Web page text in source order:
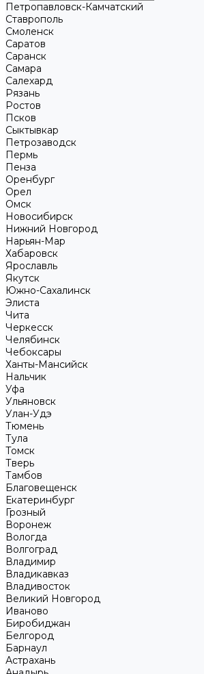
Петропавловск-Камчатский
Ставрополь
Смоленск
Саратов
Саранск
Самара
Салехард
Рязань
Ростов
Псков
Сыктывкар
Петрозаводск
Пермь
Пенза
Оренбург
Орел
Омск
Новосибирск
Нижний Новгород
Нарьян-Мар
Хабаровск
Ярославль
Якутск
Южно-Сахалинск
Элиста
Чита
Черкесск
Челябинск
Чебоксары
Ханты-Мансийск
Нальчик
Уфа
Ульяновск
Улан-Удэ
Тюмень
Тула
Томск
Тверь
Тамбов
Благовещенск
Екатеринбург
Грозный
Воронеж
Вологда
Волгоград
Владимир
Владикавказ
Владивосток
Великий Новгород
Иваново
Биробиджан
Белгород
Барнаул
Астрахань